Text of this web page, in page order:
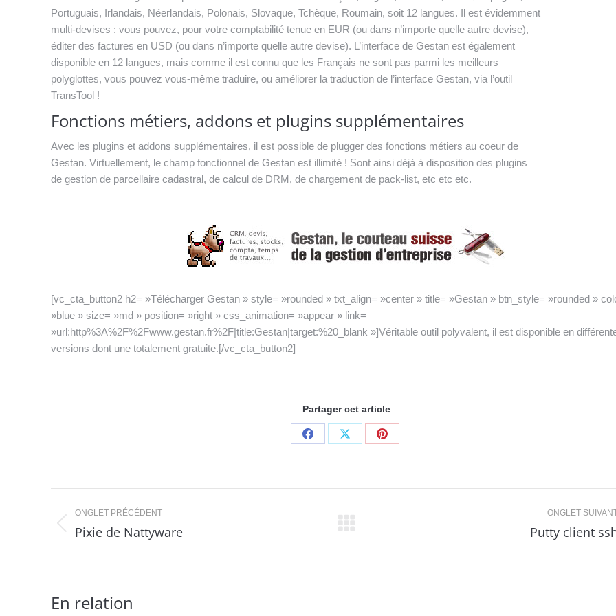
Portuguais, Irlandais, Néerlandais, Polonais, Slovaque, Tchèque, Roumain, soit 12 langues. Il est évidemment
multi-devises : vous pouvez, pour votre comptabilité tenue en EUR (ou dans n’importe quelle autre devise),
éditer des factures en USD (ou dans n’importe quelle autre devise). L’interface de Gestan est également
disponible en 12 langues, mais comme il est connu que les Français ne sont pas parmi les meilleurs
polyglottes, vous pouvez vous-même traduire, ou améliorer la traduction de l’interface Gestan, via l’outil
TransTool !
Fonctions métiers, addons et plugins supplémentaires
Avec les plugins et addons supplémentaires, il est possible de plugger des fonctions métiers au coeur de
Gestan. Virtuellement, le champ fonctionnel de Gestan est illimité ! Sont ainsi déjà à disposition des plugins
de gestion de parcellaire cadastral, de calcul de DRM, de chargement de pack-list, etc etc etc.
[vc_cta_button2 h2= »Télécharger Gestan » style= »rounded » txt_align= »center » title= »Gestan » btn_style= »rounded »
»blue » size= »md » position= »right » css_animation= »appear » link=
»url:http%3A%2F%2Fwww.gestan.fr%2F|title:Gestan|target:%20_blank »]Véritable outil polyvalent, il est disponible en
versions dont une totalement gratuite.[/vc_cta_button2]
Partager cet article
Share
Share
Share
Navigation
de
commentaire
ONGLET PRÉCÉDENT
Onglet
Pixie de Nattyware
ONGLET
Putty client
En relation